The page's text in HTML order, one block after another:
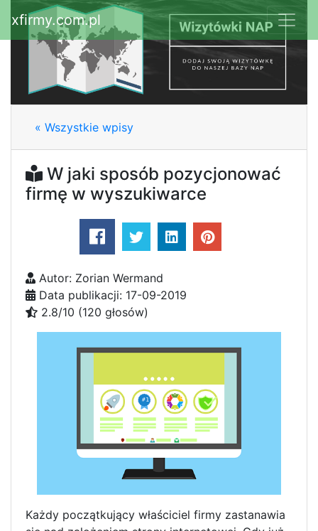
xfirmy.com.pl
« Wszystkie wpisy
W jaki sposób pozycjonować
firmę w wyszukiwarce
Autor: Zorian Wermand
Data publikacji: 17-09-2019
2.8/10 (120 głosów)
Każdy początkujący właściciel firmy zastanawia